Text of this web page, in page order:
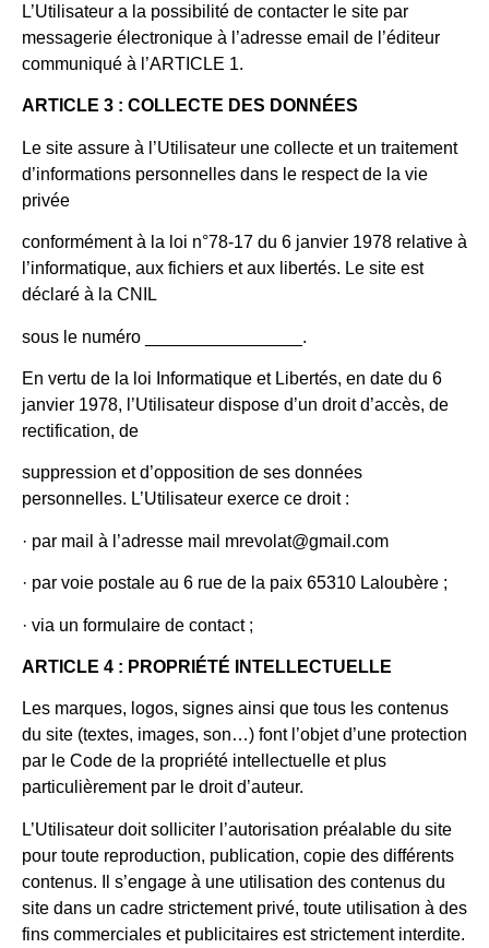
L’Utilisateur a la possibilité de contacter le site par
messagerie électronique à l’adresse email de l’éditeur
communiqué à l’ARTICLE 1.
ARTICLE 3 : COLLECTE DES DONNÉES
Le site assure à l’Utilisateur une collecte et un traitement
d’informations personnelles dans le respect de la vie
privée
conformément à la loi n°78-17 du 6 janvier 1978 relative à
l’informatique, aux fichiers et aux libertés. Le site est
déclaré à la CNIL
sous le numéro ________________.
En vertu de la loi Informatique et Libertés, en date du 6
janvier 1978, l’Utilisateur dispose d’un droit d’accès, de
rectification, de
suppression et d’opposition de ses données
personnelles. L’Utilisateur exerce ce droit :
· par mail à l’adresse mail mrevolat@gmail.com
· par voie postale au 6 rue de la paix 65310 Laloubère ;
· via un formulaire de contact ;
ARTICLE 4 : PROPRIÉTÉ INTELLECTUELLE
Les marques, logos, signes ainsi que tous les contenus
du site (textes, images, son…) font l’objet d’une protection
par le Code de la propriété intellectuelle et plus
particulièrement par le droit d’auteur.
L’Utilisateur doit solliciter l’autorisation préalable du site
pour toute reproduction, publication, copie des différents
contenus. Il s’engage à une utilisation des contenus du
site dans un cadre strictement privé, toute utilisation à des
fins commerciales et publicitaires est strictement interdite.